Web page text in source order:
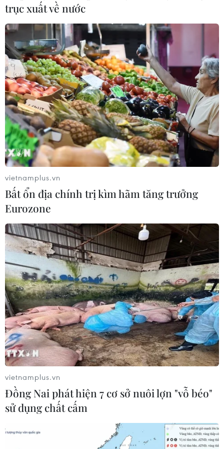
Nam vẫn chưa làm tốt nhiệm vụ
của mình.
Về các hoạt động thu hút nguồn lực cho biến đổi
khí hậu, đại diện Bộ Kế hoạch và Đầu tư cho
biết đã phối hợp với các bộ, ngành, Ngân hàng
Thế giới và các nhà tài trợ đánh giá việc cung
cấp nguồn vốn hỗ trợ phát triển chính thức của
nước ngoài (ODA) cho biến đổi khí hậu và Tăng
trưởng Xanh.
Qua rà soát, giai đoạn 2012-2021, nguồn tài
chính phát triển quốc tế cho biến đổi khí hậu và
Tăng trưởng Xanh vào Việt Nam khoảng 2,26 tỷ
USD mỗi năm, trong đó có khoảng 39% là dành
cho các hoạt động chống chịu, 49% cho các hoạt
động giảm nhẹ, 12% cho các hoạt động đồng lợi
ích. Tuy nhiên, dòng tài chính này đang có xu
hướng giảm dần trong những năm gần đây.
Giai đoạn 2012-2021, nguồn tài chính phát triển quốc tế cho
biến đổi khí hậu và Tăng trưởng Xanh vào Việt Nam khoảng
2,26 tỷ USD mỗi năm. (Ảnh: Vietnam+)
trục xuất về nước
vietnamplus.vn
Bất ổn địa chính trị kìm hãm tăng trưởng
Eurozone
vietnamplus.vn
Đồng Nai phát hiện 7 cơ sở nuôi lợn "vỗ béo"
sử dụng chất cấm